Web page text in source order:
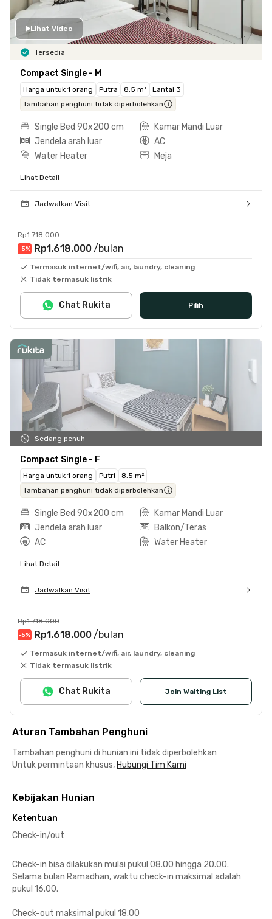
Lihat Video
Tersedia
Compact Single - M
Harga untuk 1 orang Putra 8.5 m²
Lantai 3
Tambahan penghuni tidak diperbolehkan
Single Bed 90x200 cm
Kamar Mandi Luar
Jendela arah luar
AC
Water Heater
Meja
Lihat Detail
Jadwalkan Visit
Rp1.718.000
-5% Rp1.618.000 /bulan
Termasuk internet/wifi, air, laundry, cleaning
Tidak termasuk listrik
Pilih
Chat Rukita
Sedang penuh
Compact Single - F
Harga untuk 1 orang Putri
8.5 m²
Tambahan penghuni tidak diperbolehkan
Single Bed 90x200 cm
Kamar Mandi Luar
Jendela arah luar
Balkon/Teras
AC
Water Heater
Lihat Detail
Jadwalkan Visit
Rp1.718.000
-5% Rp1.618.000 /bulan
Termasuk internet/wifi, air, laundry, cleaning
Tidak termasuk listrik
Join Waiting List
Chat Rukita
Aturan Tambahan Penghuni
Tambahan penghuni di hunian ini tidak diperbolehkan
Untuk permintaan khusus, Hubungi Tim Kami
Kebijakan Hunian
Ketentuan
Check-in/out
Check-in bisa dilakukan mulai pukul 08.00 hingga 20.00.
Selama bulan Ramadhan, waktu check-in maksimal adalah
pukul 16.00.
Check-out maksimal pukul 18.00